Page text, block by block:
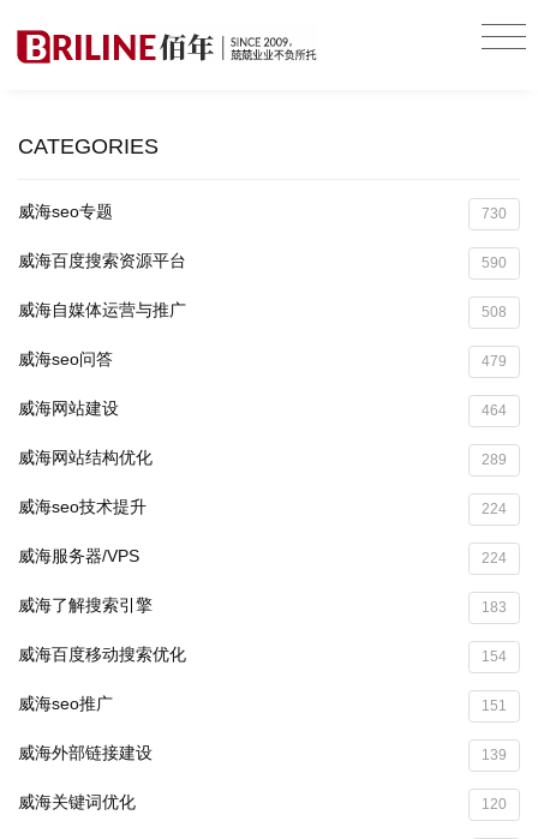
CATEGORIES
威海seo专题 730
威海百度搜索资源平台 590
威海自媒体运营与推广 508
威海seo问答 479
威海网站建设 464
威海网站结构优化 289
威海seo技术提升 224
威海服务器/VPS 224
威海了解搜索引擎 183
威海百度移动搜索优化 154
威海seo推广 151
威海外部链接建设 139
威海关键词优化 120